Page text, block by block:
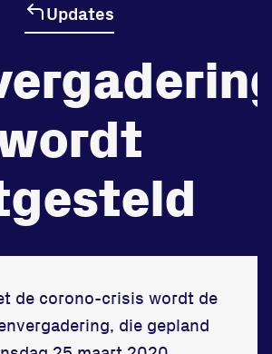
de
op afstanden
Updates
de corono-crisis wordt de
die gepland